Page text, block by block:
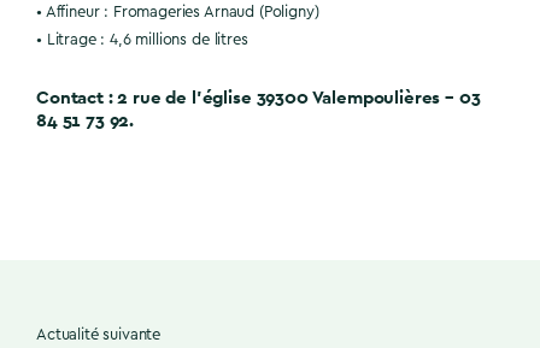
• Affineur : Fromageries Arnaud (Poligny)
• Litrage : 4,6 millions de litres
Contact : 2 rue de l’église 39300 Valempoulières – 03
84 51 73 92.
Actualité suivante